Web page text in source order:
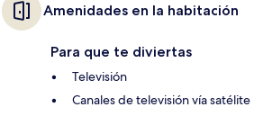
Amenidades en la habitación
Para que te diviertas
Televisión
Canales de televisión vía satélite